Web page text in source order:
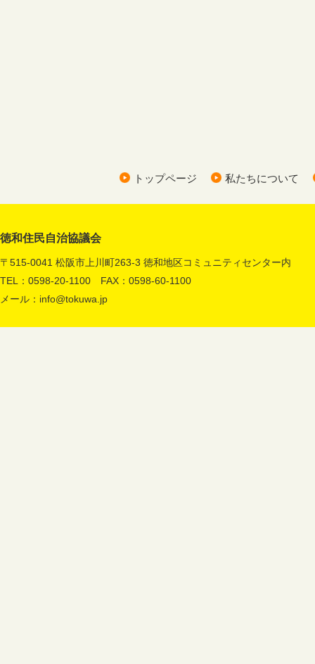
トップページ 私たちについて
徳和住民自治協議会
〒515-0041 松阪市上川町263-3 徳和地区コミュニティセンター内
TEL：0598-20-1100 FAX：0598-60-1100
メール： info@tokuwa.jp